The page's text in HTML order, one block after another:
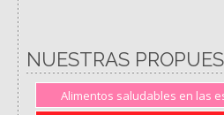
NUESTRAS
Alimentos saludables en las